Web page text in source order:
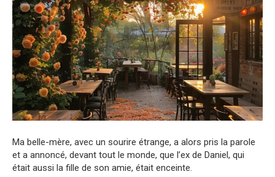
Ma belle-mère, avec un sourire étrange, a alors pris la parole
et a annoncé, devant tout le monde, que l’ex de Daniel, qui
était aussi la fille de son amie, était enceinte.